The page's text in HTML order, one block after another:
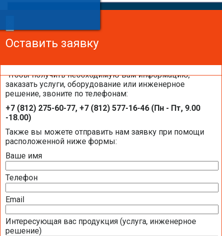
Оставить заявку
Оставить заявку
Чтобы получить необходимую вам информацию,
заказать услуги, оборудование или инженерное
решение, звоните по телефонам:
+7 (812) 275-60-77, +7 (812) 577-16-46 (Пн - Пт, 9.00
-18.00)
Также вы можете отправить нам заявку при помощи
расположенной ниже формы:
Ваше имя
Телефон
Email
Интересующая вас продукция (услуга, инженерное
решение)
Оставить заявку
Каталоги и брошюры BELIMO
Общая информация BELIMO
Презентация компании BELIMO 2016 (2,51
МБ)
Приводы для воздушных клапанов